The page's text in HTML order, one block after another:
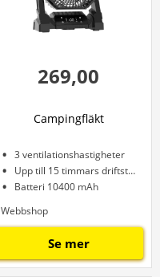
269,00
Campingfläkt
3 ventilationshastigheter
Upp till 15 timmars driftstid
Batteri 10400 mAh
Webbshop
Se mer